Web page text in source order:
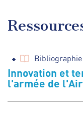
Bibliographie
Innovation et
l'armée de l'Air